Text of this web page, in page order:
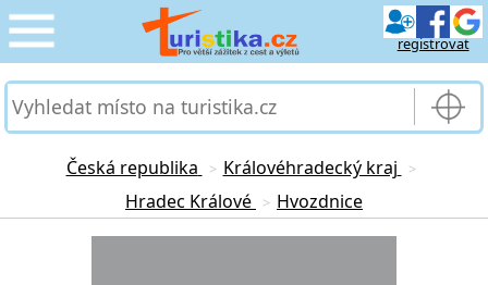
registrovat
CESTOVÁNÍ
SLUŽBY & DOPRAVA
PRO TURISTY ›
Česká republika > Královéhradecký kraj >
Hradec Králové > Hvozdnice